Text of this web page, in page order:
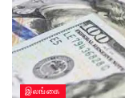
இலங்கை